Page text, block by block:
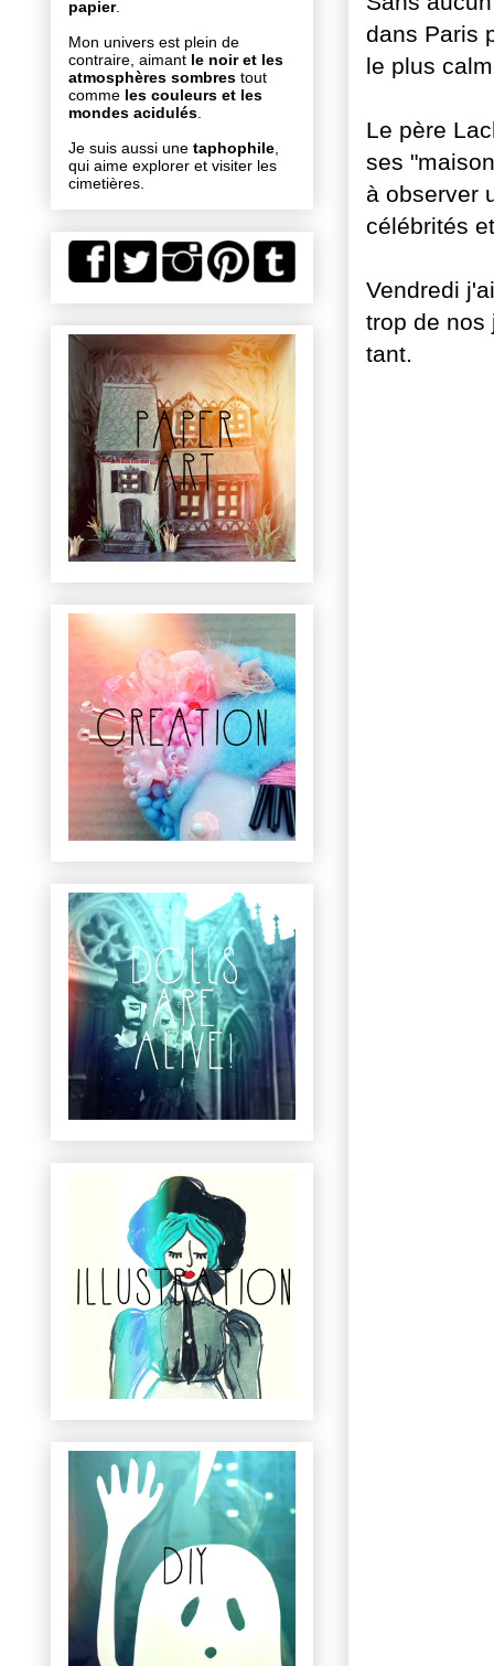
dans Paris
le plus
Le père
ses
à observer
célébrités
Vendredi
trop de nos
tant.
papier.
Mon univers est plein de
contraire, aimant le noir et les
atmosphères sombres tout
comme les couleurs et les
mondes acidulés
Je suis aussi une taphophile
qui aime explorer et visiter les
cimetières.